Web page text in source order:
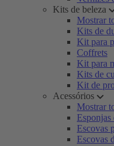
Kits de beleza
Mostrar
Kits de
Kit para
Coffrets
Kit para
Kits de
Kit de
Acessórios
Mostrar
Esponjas
Escovas
Escovas